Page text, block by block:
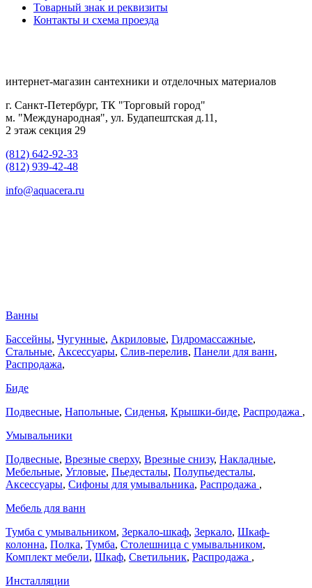
Товарный знак и реквизиты
Контакты и схема проезда
интернет-магазин сантехники и отделочных материалов
г. Санкт-Петербург, ТК "Торговый город"
м. "Международная", ул. Будапештская д.11,
2 этаж секция 29
(812) 642-92-33
(812) 939-42-48
info@aquacera.ru
Ванны
Бассейны, Чугунные, Акриловые, Гидромассажные,
Стальные, Аксессуары, Слив-перелив, Панели для ванн,
Распродажа,
Биде
Подвесные, Напольные, Сиденья, Крышки-биде, Распродажа ,
Умывальники
Подвесные, Врезные сверху, Врезные снизу, Накладные,
Мебельные, Угловые, Пьедесталы, Полупьедесталы,
Аксессуары, Сифоны для умывальника, Распродажа ,
Мебель для ванн
Тумба с умывальником, Зеркало-шкаф, Зеркало, Шкаф-
колонна, Полка, Тумба, Столешница с умывальником,
Комплект мебели, Шкаф, Светильник, Распродажа ,
Инсталляции